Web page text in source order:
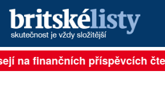
PŘIHLÁSIT
na finančních příspěvcích